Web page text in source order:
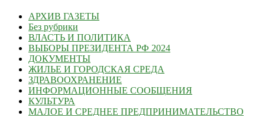
АРХИВ ГАЗЕТЫ
Без рубрики
ВЛАСТЬ И ПОЛИТИКА
ВЫБОРЫ ПРЕЗИДЕНТА РФ 2024
ДОКУМЕНТЫ
ЖИЛЬЕ И ГОРОДСКАЯ СРЕДА
ЗДРАВООХРАНЕНИЕ
ИНФОРМАЦИОННЫЕ СООБЩЕНИЯ
КУЛЬТУРА
МАЛОЕ И СРЕДНЕЕ ПРЕДПРИНИМАТЕЛЬСТВО